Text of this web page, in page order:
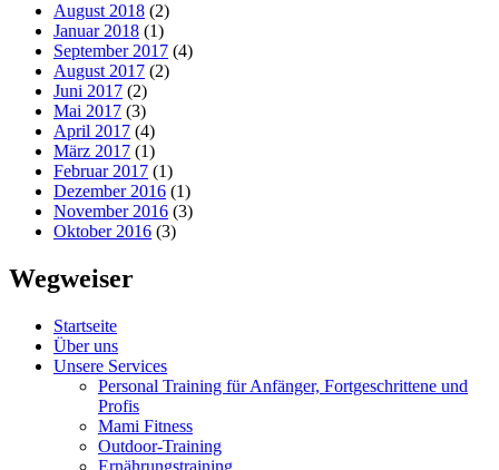
August 2018 (2)
Januar 2018 (1)
September 2017 (4)
August 2017 (2)
Juni 2017 (2)
Mai 2017 (3)
April 2017 (4)
März 2017 (1)
Februar 2017 (1)
Dezember 2016 (1)
November 2016 (3)
Oktober 2016 (3)
Wegweiser
Startseite
Über uns
Unsere Services
Personal Training für Anfänger, Fortgeschrittene und
Profis
Mami Fitness
Outdoor-Training